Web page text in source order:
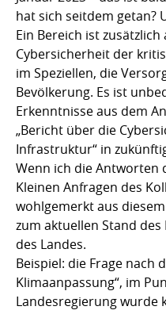
hat sich seitdem getan?
Ein Bereich ist
Cybersicherheit der
im Speziellen, die
Bevölkerung. Es ist
Erkenntnisse aus dem
„Bericht über die
Infrastruktur“ in
Wenn ich die Antworten
Kleinen Anfragen des
wohlgemerkt aus
zum aktuellen Stand
des Landes.
Beispiel: die Frage nach
Klimaanpassung“, im
Landesregierung wurde